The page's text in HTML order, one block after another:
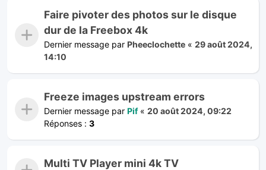
Faire pivoter des photos sur le disque
dur de la Freebox 4k
Dernier message par Pheeclochette « 29 août 2024,
14:10
Freeze images upstream errors
Dernier message par Pif« 20 août 2024, 09:22
Réponses : 3
Multi TV Player mini 4k TV